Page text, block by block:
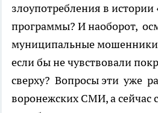
злоупотребления в истории
программы? И наоборот,
муниципальные мошенники
если бы не чувствовали
сверху? Вопросы эти уже
воронежских СМИ, а сейчас